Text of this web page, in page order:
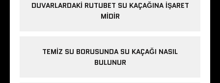
DUVARLARDAKI RUTUBET SU KAÇAĞINA İŞARET
MIDIR
TEMIZ SU BORUSUNDA SU KAÇAĞI NASIL
BULUNUR